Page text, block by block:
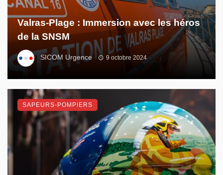
Valras-Plage : Immersion avec les héros
de la SNSM
SICOM Urgence 9 octobre 2024
SAPEURS-POMPIERS